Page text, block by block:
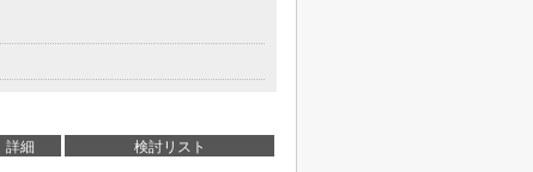
詳細 検討リスト